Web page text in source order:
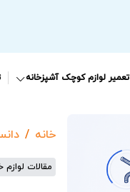
تعمیر لوازم کوچک آشپزخانه
خانه
مقالات لوازم